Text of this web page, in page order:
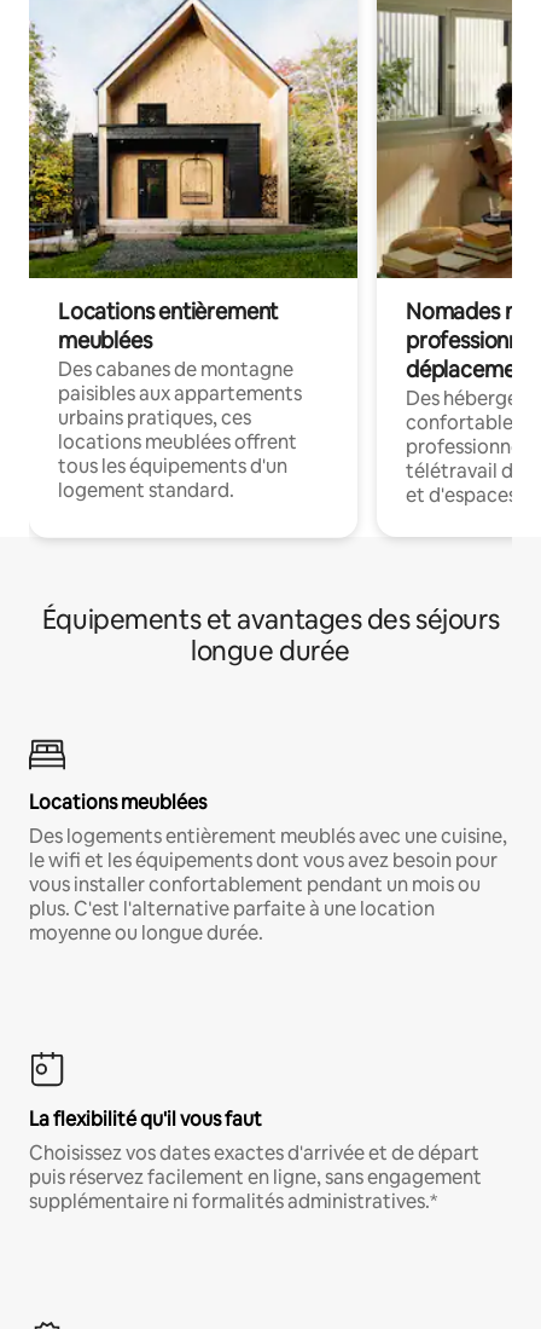
Locations entièrement
meublées
Des cabanes de montagne
paisibles aux appartements
urbains pratiques, ces
locations meublées offrent
tous les équipements d'un
logement standard.
Nomades
déplacement
Des
confortables
professionnels
télétravail
et d'espaces
Équipements et avantages des séjours
longue durée
Locations meublées
Des logements entièrement meublés avec une cuisine,
le wifi et les équipements dont vous avez besoin pour
vous installer confortablement pendant un mois ou
plus. C'est l'alternative parfaite à une location
moyenne ou longue durée.
La flexibilité qu'il vous faut
Choisissez vos dates exactes d'arrivée et de départ
puis réservez facilement en ligne, sans engagement
supplémentaire ni formalités administratives.*